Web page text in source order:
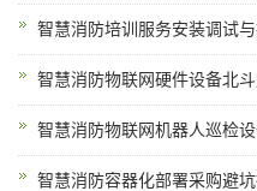
智慧消防培训服务安装调试
智慧消防物联网硬件设备北
智慧消防物联网机器人巡检
智慧消防容器化部署采购避